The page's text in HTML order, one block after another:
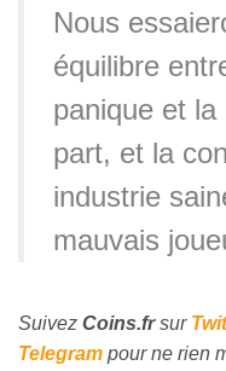
Nous
équilibre
panique et la
part, et la
industrie
mauvais
Suivez Coins.frsur
Telegram pour ne rien